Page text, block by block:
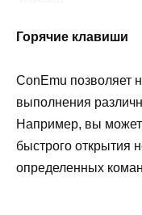
Горячие клавиши
ConEmu позволяет
выполнения
Например, вы
быстрого открытия
определенных